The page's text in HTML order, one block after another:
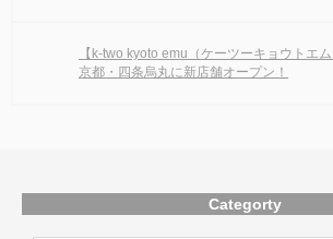
【k-two kyoto emu（ケーツーキョウトエ
京都・四条烏丸に新店舗オープン！
Categorty